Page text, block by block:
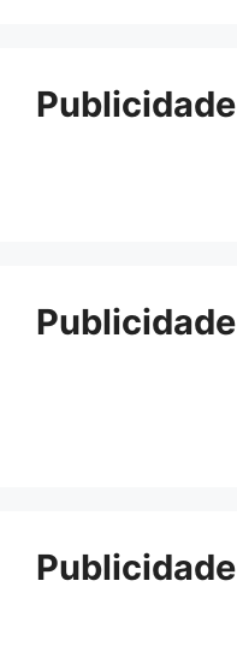
Publicidade
Publicidade
Publicidade